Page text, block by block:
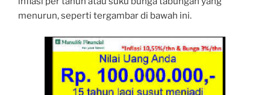
menurun, seperti tergambar di bawah ini.